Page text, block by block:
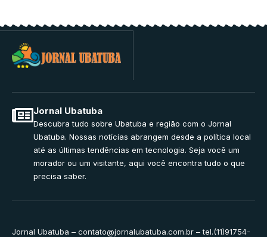
Jornal Ubatuba
Descubra tudo sobre Ubatuba e região com o Jornal
Ubatuba. Nossas notícias abrangem desde a política local
até as últimas tendências em tecnologia. Seja você um
morador ou um visitante, aqui você encontra tudo o que
precisa saber.
Jornal Ubatuba – contato@jornalubatuba.com.br – tel.(11)91754-